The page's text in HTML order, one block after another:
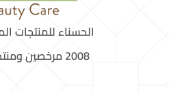
الحسناء للمنتجات
2008 مرخصين ومنتجاتنا معتمدة